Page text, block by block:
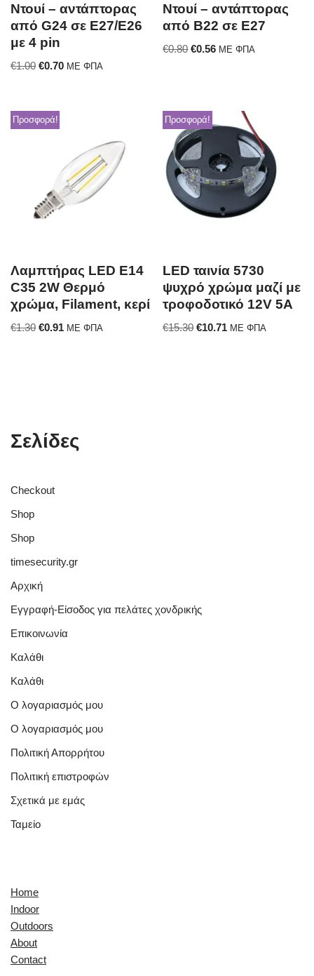
Ντουί – αντάπτορας
από G24 σε E27/E26
με 4 pin
€1.00 €0.70 ΜΕ ΦΠΑ
Ντουί – αντάπτορας
από B22 σε Ε27
€0.80 €0.56 ΜΕ ΦΠΑ
Προσφορά!
Λαμπτήρας LED E14
C35 2W Θερμό
χρώμα, Filament, κερί
€1.30 €0.91 ΜΕ ΦΠΑ
Προσφορά!
LED ταινία 5730
ψυχρό χρώμα μαζί με
τροφοδοτικό 12V 5A
€15.30 €10.71 ΜΕ ΦΠΑ
Σελίδες
Checkout
Shop
Shop
timesecurity.gr
Αρχική
Εγγραφή-Είσοδος για πελάτες χονδρικής
Επικοινωνία
Καλάθι
Καλάθι
Ο λογαριασμός μου
Ο λογαριασμός μου
Πολιτική Απορρήτου
Πολιτική επιστροφών
Σχετικά με εμάς
Ταμείο
Home
Indoor
Outdoors
About
Contact